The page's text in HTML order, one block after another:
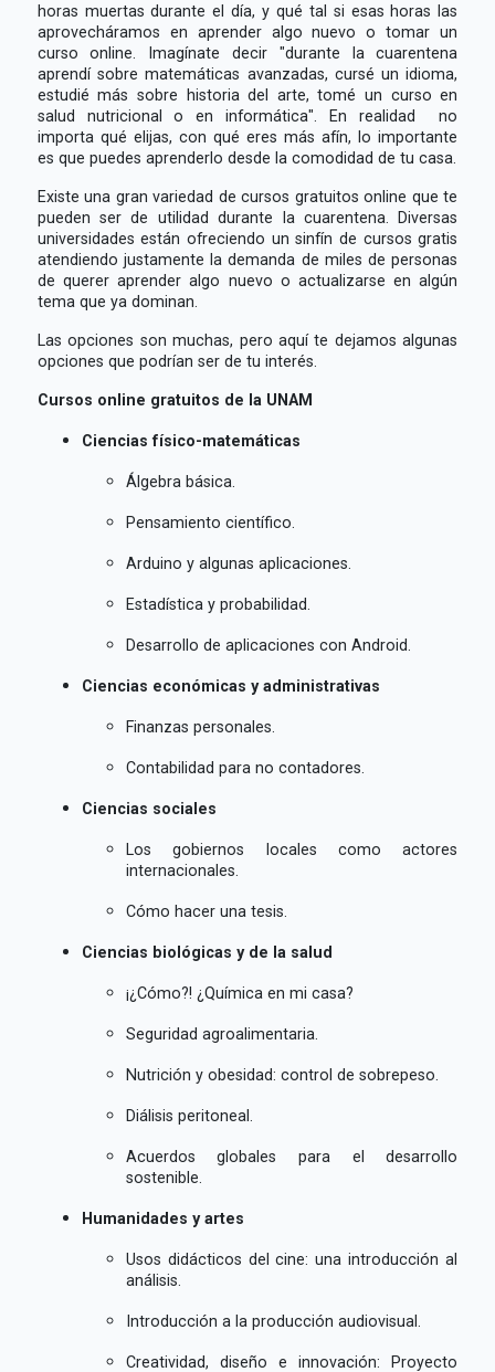
horas muertas durante el día, y qué tal si esas horas las
aprovecháramos en aprender algo nuevo o tomar un
curso online. Imagínate decir "durante la cuarentena
aprendí sobre matemáticas avanzadas, cursé un idioma,
estudié más sobre historia del arte, tomé un curso en
salud nutricional o en informática". En realidad no
importa qué elijas, con qué eres más afín, lo importante
es que puedes aprenderlo desde la comodidad de tu casa.
Existe una gran variedad de cursos gratuitos online que te
pueden ser de utilidad durante la cuarentena. Diversas
universidades están ofreciendo un sinfín de cursos gratis
atendiendo justamente la demanda de miles de personas
de querer aprender algo nuevo o actualizarse en algún
tema que ya dominan.
Las opciones son muchas, pero aquí te dejamos algunas
opciones que podrían ser de tu interés.
Cursos online gratuitos de la UNAM
Ciencias físico-matemáticas
Álgebra básica.
Pensamiento científico.
Arduino y algunas aplicaciones.
Estadística y probabilidad.
Desarrollo de aplicaciones con Android.
Ciencias económicas y administrativas
Finanzas personales.
Contabilidad para no contadores.
Ciencias sociales
Los gobiernos locales como actores
internacionales.
Cómo hacer una tesis.
Ciencias biológicas y de la salud
¡¿Cómo?! ¿Química en mi casa?
Seguridad agroalimentaria.
Nutrición y obesidad: control de sobrepeso.
Diálisis peritoneal.
Acuerdos globales para el desarrollo
sostenible.
Humanidades y artes
Usos didácticos del cine: una introducción al
análisis.
Introducción a la producción audiovisual.
Creatividad, diseño e innovación: Proyecto